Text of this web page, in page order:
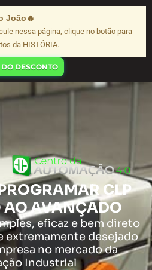
João🔥
nessa página, clique no botão para
da HISTÓRIA.
DESCONTO
CLP
AO AVANÇADO
eficaz e bem direto
extremamente desejado
no mercado da
Industrial